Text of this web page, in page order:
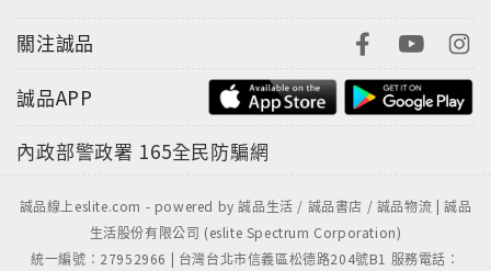
關注誠品
誠品APP
內政部警政署 165全民防騙網
誠品線上eslite.com - powered by 誠品生活 / 誠品書店 / 誠品物流 | 誠品
生活股份有限公司 (eslite Spectrum Corporation)
統一編號：27952966 | 台灣台北市信義區松德路204號B1 服務電話：